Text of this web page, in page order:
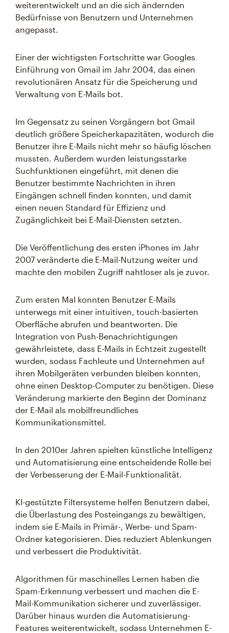
weiterentwickelt und an die sich ändernden
Bedürfnisse von Benutzern und Unternehmen
angepasst.
Einer der wichtigsten Fortschritte war Googles
Einführung von Gmail im Jahr 2004, das einen
revolutionären Ansatz für die Speicherung und
Verwaltung von E-Mails bot.
Im Gegensatz zu seinen Vorgängern bot Gmail
deutlich größere Speicherkapazitäten, wodurch die
Benutzer ihre E-Mails nicht mehr so häufig löschen
mussten. Außerdem wurden leistungsstarke
Suchfunktionen eingeführt, mit denen die
Benutzer bestimmte Nachrichten in ihren
Eingängen schnell finden konnten, und damit
einen neuen Standard für Effizienz und
Zugänglichkeit bei E-Mail-Diensten setzten.
Die Veröffentlichung des ersten iPhones im Jahr
2007 veränderte die E-Mail-Nutzung weiter und
machte den mobilen Zugriff nahtloser als je zuvor.
Zum ersten Mal konnten Benutzer E-Mails
unterwegs mit einer intuitiven, touch-basierten
Oberfläche abrufen und beantworten. Die
Integration von Push-Benachrichtigungen
gewährleistete, dass E-Mails in Echtzeit zugestellt
wurden, sodass Fachleute und Unternehmen auf
ihren Mobilgeräten verbunden bleiben konnten,
ohne einen Desktop-Computer zu benötigen. Diese
Veränderung markierte den Beginn der Dominanz
der E-Mail als mobilfreundliches
Kommunikationsmittel.
In den 2010er Jahren spielten künstliche Intelligenz
und Automatisierung eine entscheidende Rolle bei
der Verbesserung der E-Mail-Funktionalität.
KI-gestützte Filtersysteme helfen Benutzern dabei,
die Überlastung des Posteingangs zu bewältigen,
indem sie E-Mails in Primär-, Werbe- und Spam-
Ordner kategorisieren. Dies reduziert Ablenkungen
und verbessert die Produktivität.
Algorithmen für maschinelles Lernen haben die
Spam-Erkennung verbessert und machen die E-
Mail-Kommunikation sicherer und zuverlässiger.
Darüber hinaus wurden die Automatisierung-
Features weiterentwickelt, sodass Unternehmen E-